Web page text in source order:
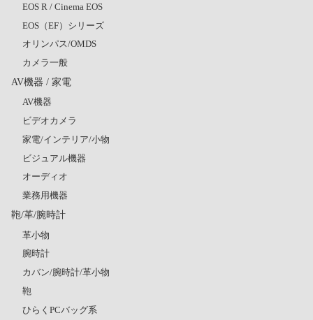
EOS R / Cinema EOS
EOS（EF）シリーズ
オリンパス/OMDS
カメラ一般
AV機器 / 家電
AV機器
ビデオカメラ
家電/インテリア/小物
ビジュアル機器
オーディオ
業務用機器
鞄/革/腕時計
革小物
腕時計
カバン/腕時計/革小物
鞄
ひらくPCバッグ系